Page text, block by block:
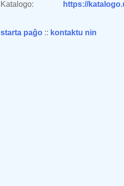
Katalogo:
https://
starta paĝo :: kontaktu nin